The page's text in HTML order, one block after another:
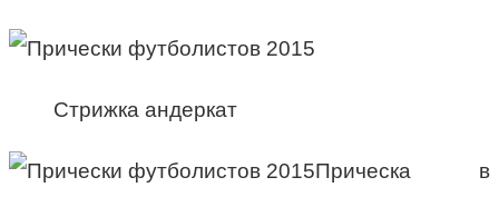
Стрижка андеркат
Прическа в